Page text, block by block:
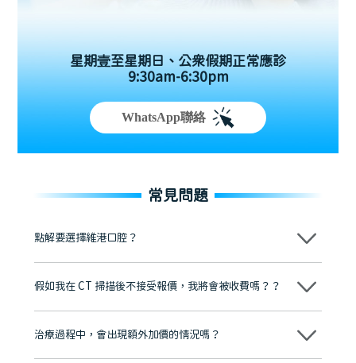
星期壹至星期日、公眾假期正常應診
9:30am-6:30pm
WhatsApp聯絡
常見問題
點解要選擇維港口腔？
維港口腔踐行「醫道濟世」的大學校訓，各分院匯聚來自香港、內地的
牌」、「2025香港企業領袖品牌」，是諾貝爾種植系統全球放心植牙中
至今已服務超過三十個國家和地區的顧客，受到粵港澳大灣區及周邊城
市市民極高的口碑評價及信任推薦 珠海、深圳設有八大分院，香港亦設
有咨詢及服務保障中心，有任何問題都可以隨時預約免費咨詢，讓人十
假如我在 CT 掃描後不接受報價，我將會被收費嗎？？
不會！只要未開始實際服務之前，你不會被收取任何費用。
治療過程中，會出現額外加價的情況嗎？
不會，治療前我們會詳細說明治療方案及對應的價錢，顧客同意並簽字